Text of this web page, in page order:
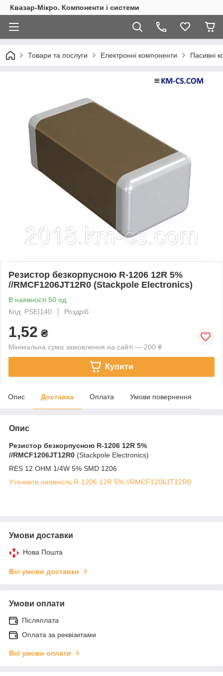
Квазар-Мікро. Компоненти і системи
Товари та послуги Електронні компоненти Пасивні
Резистор безкорпусною R-1206 12R 5%
//RMCF1206JT12R0 (Stackpole Electronics)
В наявності 50 од.
Код: PSEI140
Роздріб
1,52 ₴
Мінімальна сума замовлення на сайті — 200 ₴
Купити
Опис Доставка Оплата Умови повернення
Опис
Резистор безкорпусною R-1206 12R 5%
//RMCF1206JT12R0 (Stackpole Electronics)
RES 12 OHM 1/4W 5% SMD 1206
Уточнити наявність R-1206 12R 5% //RMCF1206JT12R0
Умови доставки
Нова Пошта
Всі умови доставки
Умови оплати
Післяплата
Оплата за реквізитами
Всі умови оплати